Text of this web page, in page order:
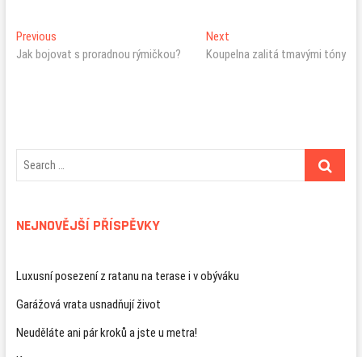
Navigace
pro
PreviousPrevious
post:
Jak bojovat s proradnou rýmičkou?
Next
post:
Koupelna zalitá tmavými tóny
NEJNOVĚJŠÍ PŘÍSPĚVKY
Luxusní posezení z ratanu na terase i v obýváku
Garážová vrata usnadňují život
Neuděláte ani pár kroků a jste u metra!